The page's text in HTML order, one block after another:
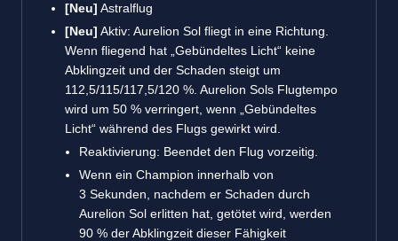
[Neu] Astralflug
[Neu] Aktiv: Aurelion Sol fliegt in eine Richtung.
Wenn fliegend hat „Gebündeltes Licht“ keine
Abklingzeit und der Schaden steigt um
112,5/115/117,5/120 %. Aurelion Sols Flugtempo
wird um 50 % verringert, wenn „Gebündeltes
Licht“ während des Flugs gewirkt wird.
Reaktivierung: Beendet den Flug vorzeitig.
Wenn ein Champion innerhalb von
3 Sekunden, nachdem er Schaden durch
Aurelion Sol erlitten hat, getötet wird, werden
90 % der Abklingzeit dieser Fähigkeit